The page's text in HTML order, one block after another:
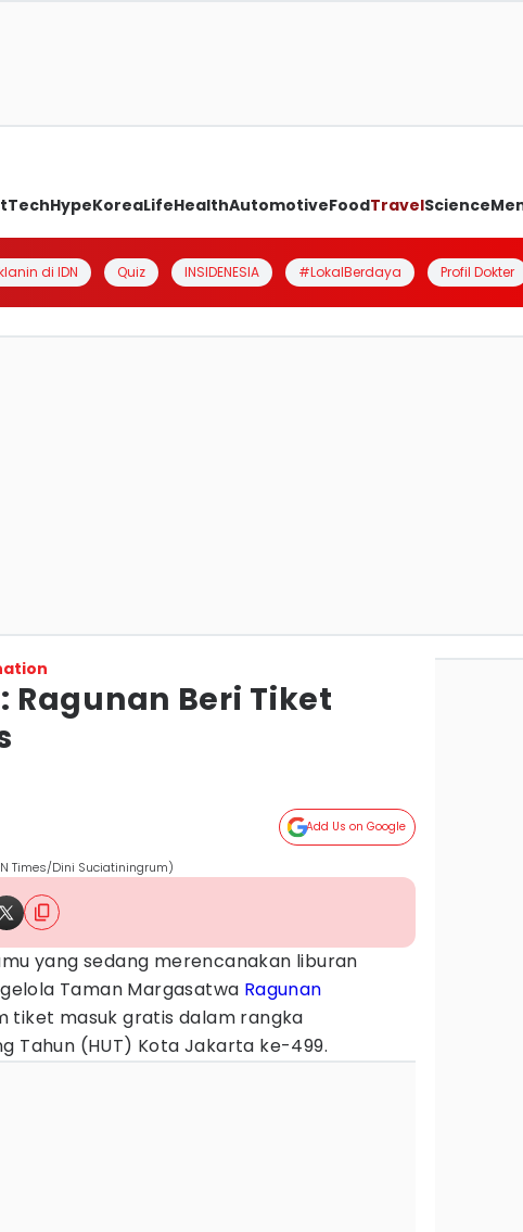
TechHypeKoreaLifeHealthAutomotiveFoodTravelScience
di IDN Quiz INSIDENESIA #LokalBerdaya Profil Dokter
Ragunan Beri Tiket
Add Us on Google
Times/Dini Suciatiningrum)
yang sedang merencanakan liburan
Taman Margasatwa Ragunan
tiket masuk gratis dalam rangka
Tahun (HUT) Kota Jakarta ke-499.